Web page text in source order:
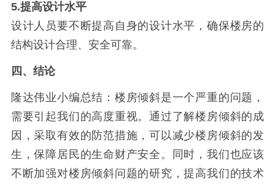
5.提高设计水平
设计人员要不断提高自身的设计水平，确保楼房的
结构设计合理、安全可靠。
四、结论
隆达伟业小编总结：楼房倾斜是一个严重的问题，
需要引起我们的高度重视。通过了解楼房倾斜的成
因，采取有效的防范措施，可以减少楼房倾斜的发
生，保障居民的生命财产安全。同时，我们也应该
不断加强对楼房倾斜问题的研究，提高我们的技术